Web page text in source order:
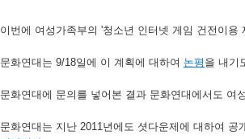
이번에 여성가족부의 '청소년 인터넷 게임 건전이
문화연대는 9/18일에 이 계획에 대하여 논평 을 내기
문화연대에 문의를 넣어본 결과 문화연대에서도 여
문화연대는 지난 2011년에도 셧다운제에 대하여